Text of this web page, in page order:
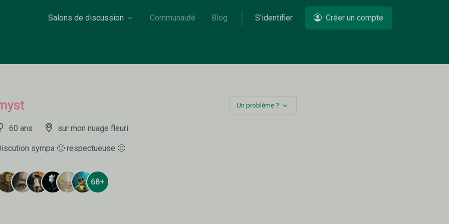
Salons de discussion Communauté Blog S'identifier Créer un compte
Un problème ?
60 ans sur mon nuage fleuri
sympa 🙂 respectueuse 🙂
68+